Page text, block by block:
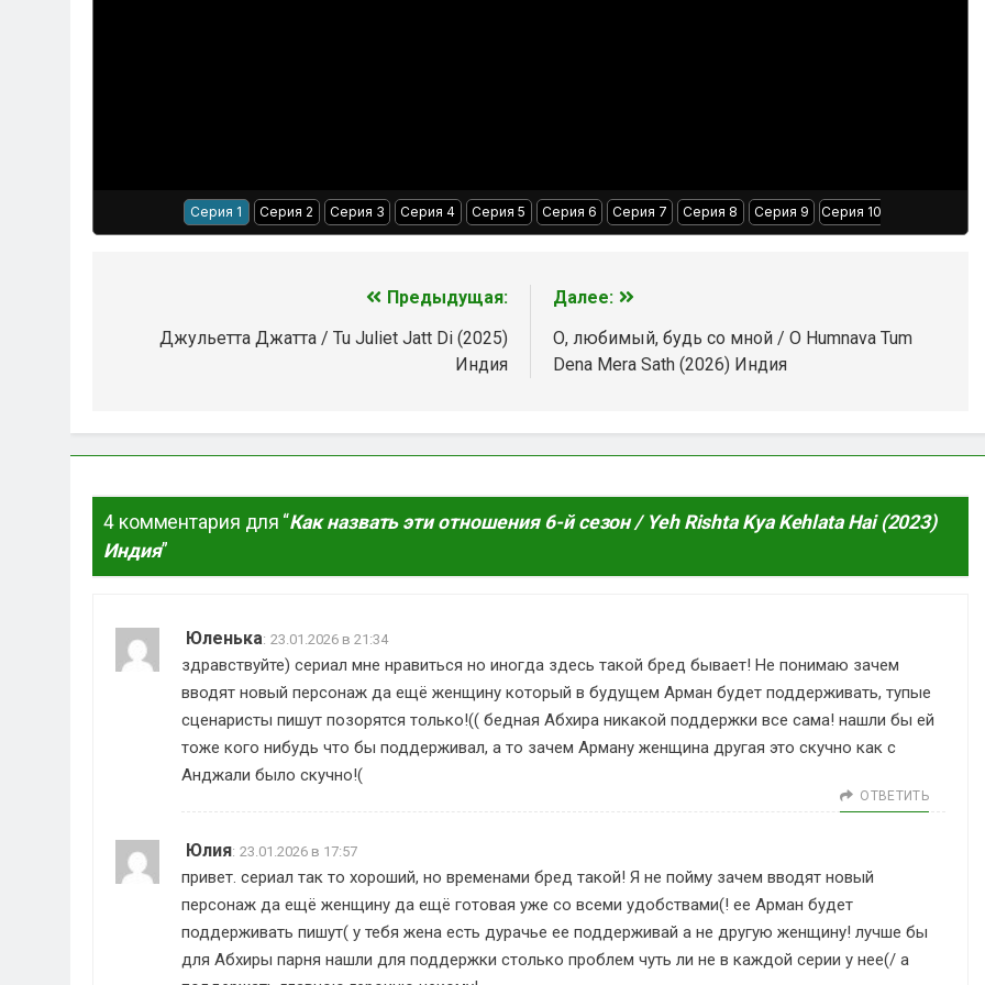
Серия 1 Серия 2 Серия 3 Серия 4 Серия 5 Серия 6 Серия 7 Серия 8 Серия 9 Серия 10
Предыдущая:
Джульетта Джатта / Tu Juliet Jatt Di (2025)
Индия
Далее:
О, любимый, будь со мной / O Humnava Tum
Dena Mera Sath (2026) Индия
4 комментария для “Как назвать эти отношения 6-й сезон / Yeh Rishta Kya Kehlata Hai (2023)
Индия”
Юленька: 23.01.2026 в 21:34
здравствуйте) сериал мне нравиться но иногда здесь такой бред бывает! Не понимаю зачем
вводят новый персонаж да ещё женщину который в будущем Арман будет поддерживать, тупые
сценаристы пишут позорятся только!(( бедная Абхира никакой поддержки все сама! нашли бы ей
тоже кого нибудь что бы поддерживал, а то зачем Арману женщина другая это скучно как с
Анджали было скучно!(
ОТВЕТИТЬ
Юлия: 23.01.2026 в 17:57
привет. сериал так то хороший, но временами бред такой! Я не пойму зачем вводят новый
персонаж да ещё женщину да ещё готовая уже со всеми удобствами(! ее Арман будет
поддерживать пишут( у тебя жена есть дурачье ее поддерживай а не другую женщину! лучше бы
для Абхиры парня нашли для поддержки столько проблем чуть ли не в каждой серии у нее(/ а